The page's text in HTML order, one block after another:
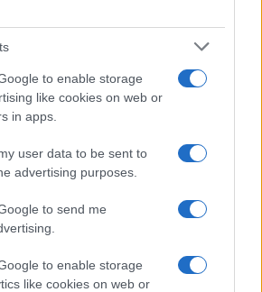
to enable storage
like cookies on web or
in apps.
user data to be sent to
advertising purposes.
to send me
to enable storage
like cookies on web or